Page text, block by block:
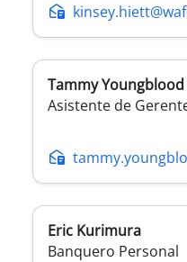
TammyYoungblood
Asistente de
Eric Kurimura
Banquero Personal